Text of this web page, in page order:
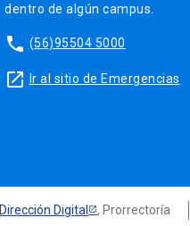
dentro de algún campus.
phone (56)95504 5000
launch Ir al sitio de Emergencias
Dirección Digital , Prorrectoría